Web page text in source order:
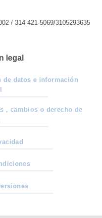
/ 314 421-5069/3105293635
legal
de datos e información
, cambios o derecho de